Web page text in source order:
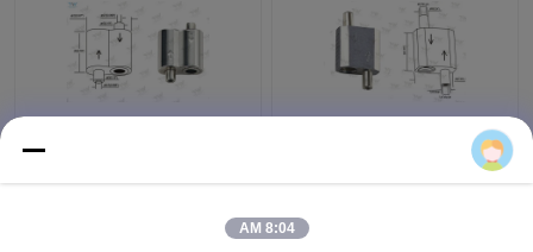
عكس كابل الإصدار حلقة
8:04 AM